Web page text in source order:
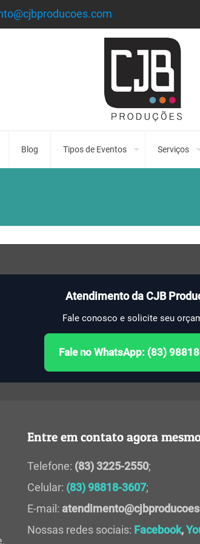
Blog Tipos de Eventos Serviços
Atendimento da CJB
Fale conosco e solicite seu
Fale no WhatsApp: (83)
Entre em contato agora
Telefone: (83) 3225-2550;
Celular: (83) 98818-3607;
E-mail:
Nossas redes sociais: Facebook,